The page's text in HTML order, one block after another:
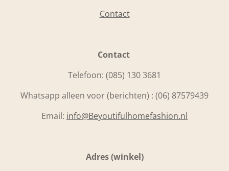
Contact
Contact
Telefoon: (085) 130 3681
Whatsapp alleen voor (berichten) : (06) 87579439
Email: info@Beyoutifulhomefashion.nl
Adres (winkel)